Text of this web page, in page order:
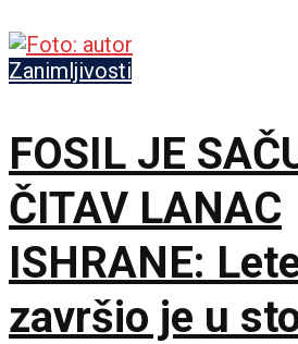
Zanimljivosti
FOSIL JE
ČITAV LANAC
ISHRANE:
završio je u